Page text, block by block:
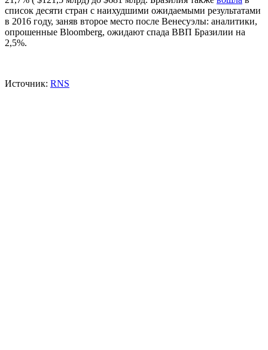
список десяти стран с наихудшими ожидаемыми результатами
в 2016 году, заняв второе место после Венесуэлы: аналитики,
опрошенные Bloomberg, ожидают спада ВВП Бразилии на
2,5%.
Источник: RNS